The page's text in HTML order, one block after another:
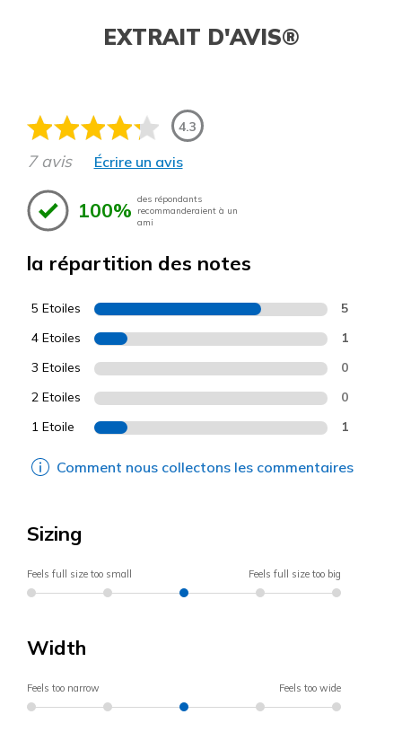
EXTRAIT D'AVIS®
4.3
7 avis Écrire un avis
100% des répondants
recommanderaient à un
ami
la répartition des notes
5 Etoiles 5
4 Etoiles 1
3 Etoiles 0
2 Etoiles 0
1 Etoile 1
Comment nous collectons les commentaires
Sizing
Feels full size too small Feels full size too big
Width
Feels too narrow Feels too wide